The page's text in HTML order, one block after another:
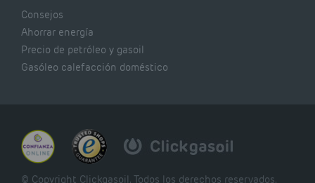
Consejos
Ahorrar energía
Precio de petróleo y gasoil
Gasóleo calefacción doméstico
© Copyright Clickgasoil. Todos los derechos reservados.